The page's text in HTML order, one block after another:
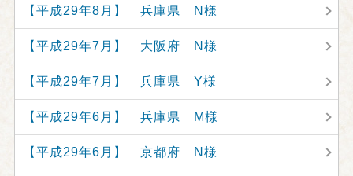
【平成29年8月】 兵庫県 N様
【平成29年7月】 大阪府 N様
【平成29年7月】 兵庫県 Y様
【平成29年6月】 兵庫県 M様
【平成29年6月】 京都府 N様